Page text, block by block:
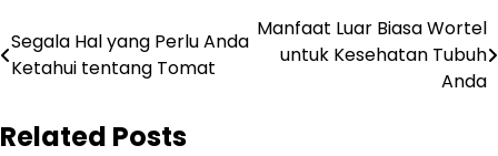
Post
navigation
Segala Hal yang Perlu Anda
Ketahui tentang Tomat
Manfaat Luar Biasa Wortel
untuk Kesehatan Tubuh
Anda
Related Posts